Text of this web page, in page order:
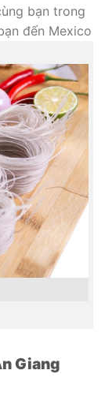
bạn trong
đến Mexico
Giang